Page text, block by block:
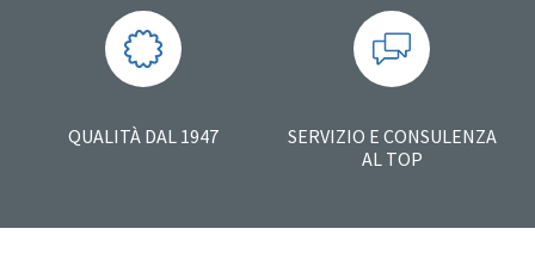
QUALITÀ DAL 1947
SERVIZIO E CONSULENZA
AL TOP